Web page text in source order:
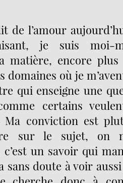
de l’amour
je suis moi-
matière, encore plus
domaines où je
qui enseigne une
certains
Ma conviction est
sur le sujet, on
un savoir qui
sans doute à voir